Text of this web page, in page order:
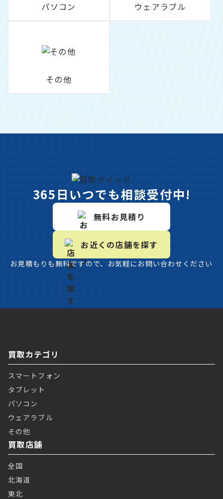
パソコン ウェアラブル
その他
365日いつでも相談受付中!
無料お見積り
お近くの店舗を探す
お見積もりも無料ですので、お気軽にお問い合わせください
買取カテゴリ
スマートフォン
タブレット
パソコン
ウェアラブル
その他
買取店舗
全国
北海道
東北